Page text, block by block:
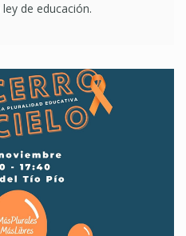
de educación.